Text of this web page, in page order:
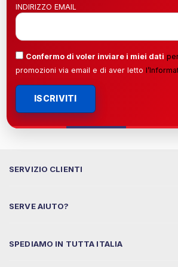
INDIRIZZO EMAIL
Confermo di voler inviare i miei dati
promozioni via email e di aver letto l’
ISCRIVITI
SERVIZIO CLIENTI
SERVE AIUTO?
SPEDIAMO IN TUTTA ITALIA